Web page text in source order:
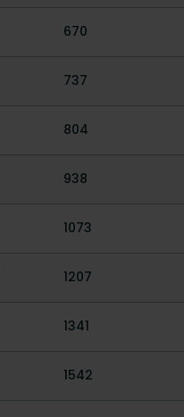
670
737
804
938
1073
1207
1341
1542